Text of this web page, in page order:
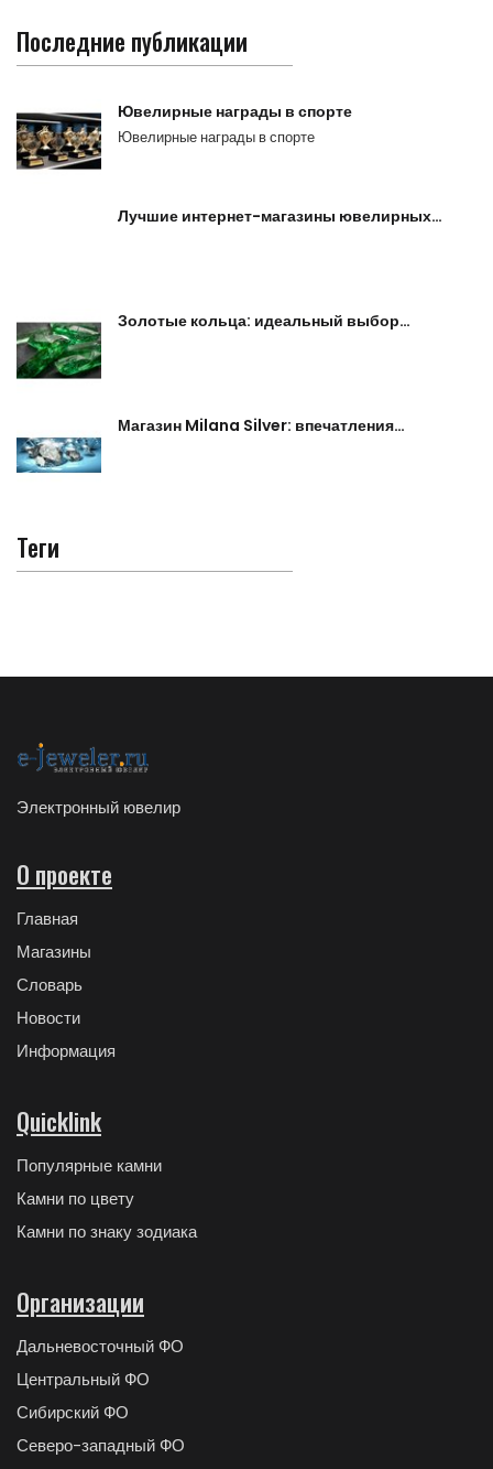
Последние публикации
Ювелирные награды в спорте
Ювелирные награды в спорте
Лучшие интернет-магазины ювелирных…
Золотые кольца: идеальный выбор…
Магазин Milana Silver: впечатления…
Теги
Электронный ювелир
О проекте
Главная
Магазины
Словарь
Новости
Информация
Quicklink
Популярные камни
Камни по цвету
Камни по знаку зодиака
Организации
Дальневосточный ФО
Центральный ФО
Сибирский ФО
Северо-западный ФО